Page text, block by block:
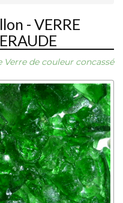
- VERRE
de couleur concassé